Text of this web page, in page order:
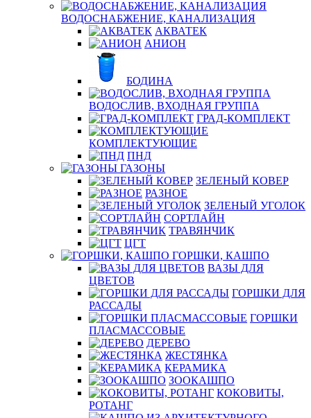
ВОДОСНАБЖЕНИЕ, КАНАЛИЗАЦИЯ
АКВАТЕК
АНИОН
БОДИНА
ВОДОСЛИВ, ВХОДНАЯ ГРУППА
ГРАД-КОМПЛЕКТ
КОМПЛЕКТУЮЩИЕ
ПНД
ГАЗОНЫ
ЗЕЛЕНЫЙ КОВЕР
РАЗНОЕ
ЗЕЛЕНЫЙ УГОЛОК
СОРТЛАЙН
ТРАВЯНЧИК
ЦГТ
ГОРШКИ, КАШПО
ВАЗЫ ДЛЯ
ЦВЕТОВ
ГОРШКИ ДЛЯ
РАССАДЫ
ГОРШКИ
ПЛАСМАССОВЫЕ
ДЕРЕВО
ЖЕСТЯНКА
КЕРАМИКА
ЗООКАШПО
КОКОВИТЫ,
РОТАНГ